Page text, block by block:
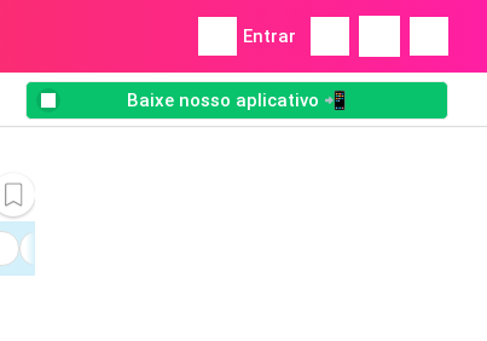
Entrar
Baixe nosso aplicativo 📲